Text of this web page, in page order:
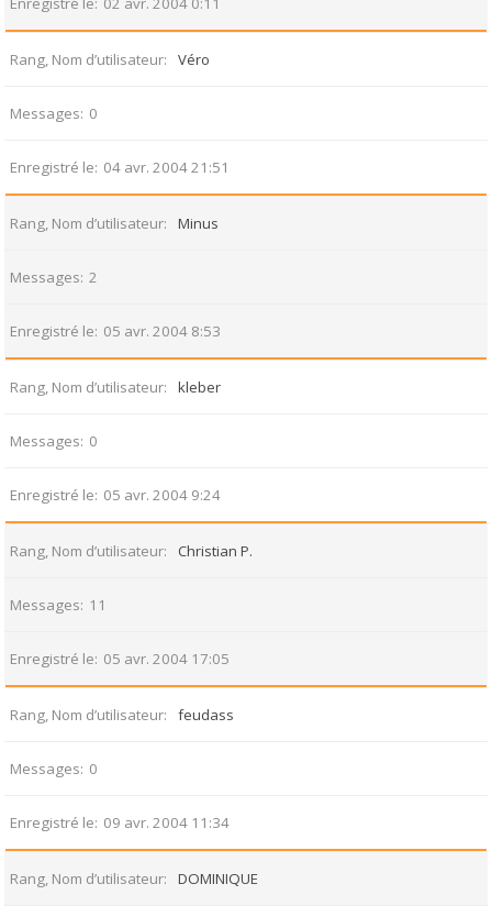
Rang, Nom d’utilisateur Véro
Messages 0
Enregistré le 04 avr. 2004 21:51
Rang, Nom d’utilisateur Minus
Messages 2
Enregistré le 05 avr. 2004 8:53
Rang, Nom d’utilisateur kleber
Messages 0
Enregistré le 05 avr. 2004 9:24
Rang, Nom d’utilisateur Christian P.
Messages 11
Enregistré le 05 avr. 2004 17:05
Rang, Nom d’utilisateur feudass
Messages 0
Enregistré le 09 avr. 2004 11:34
Rang, Nom d’utilisateur DOMINIQUE